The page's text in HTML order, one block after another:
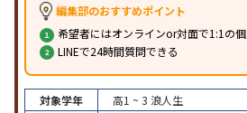
編集部のおすすめポイント
希望者にはオンラインor対面で1:1の
LINEで24時間質問できる
対象学年 高1 ~ 3 浪人生